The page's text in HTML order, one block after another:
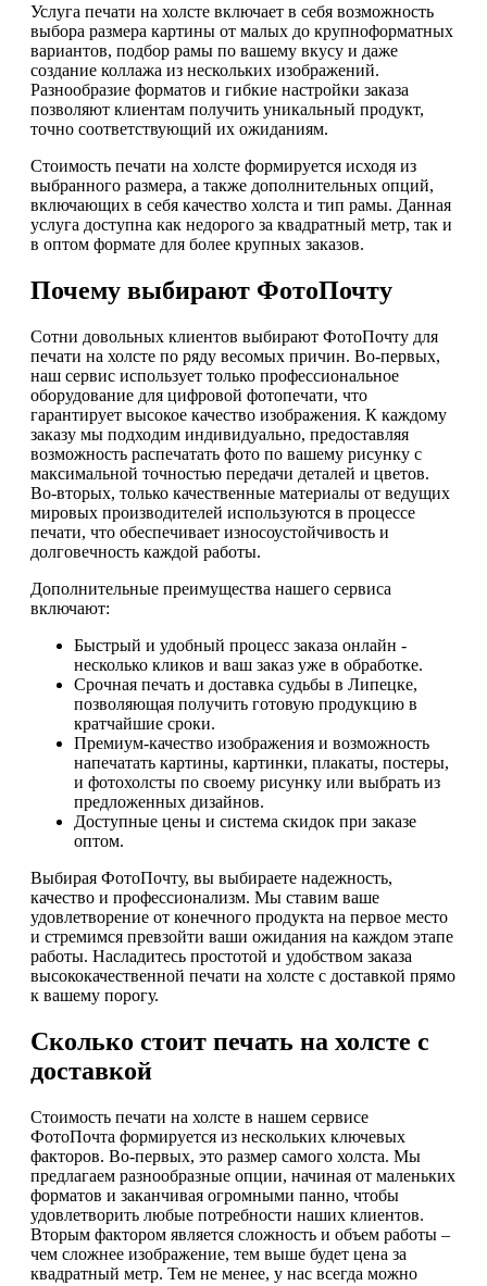
Услуга печати на холсте включает в себя возможность
выбора размера картины от малых до крупноформатных
вариантов, подбор рамы по вашему вкусу и даже
создание коллажа из нескольких изображений.
Разнообразие форматов и гибкие настройки заказа
позволяют клиентам получить уникальный продукт,
точно соответствующий их ожиданиям.
Стоимость печати на холсте формируется исходя из
выбранного размера, а также дополнительных опций,
включающих в себя качество холста и тип рамы. Данная
услуга доступна как недорого за квадратный метр, так и
в оптом формате для более крупных заказов.
Почему выбирают ФотоПочту
Сотни довольных клиентов выбирают ФотоПочту для
печати на холсте по ряду весомых причин. Во-первых,
наш сервис использует только профессиональное
оборудование для цифровой фотопечати, что
гарантирует высокое качество изображения. К каждому
заказу мы подходим индивидуально, предоставляя
возможность распечатать фото по вашему рисунку с
максимальной точностью передачи деталей и цветов.
Во-вторых, только качественные материалы от ведущих
мировых производителей используются в процессе
печати, что обеспечивает износоустойчивость и
долговечность каждой работы.
Дополнительные преимущества нашего сервиса
включают:
Быстрый и удобный процесс заказа онлайн -
несколько кликов и ваш заказ уже в обработке.
Срочная печать и доставка судьбы в Липецке,
позволяющая получить готовую продукцию в
кратчайшие сроки.
Премиум-качество изображения и возможность
напечатать картины, картинки, плакаты, постеры,
и фотохолсты по своему рисунку или выбрать из
предложенных дизайнов.
Доступные цены и система скидок при заказе
оптом.
Выбирая ФотоПочту, вы выбираете надежность,
качество и профессионализм. Мы ставим ваше
удовлетворение от конечного продукта на первое место
и стремимся превзойти ваши ожидания на каждом этапе
работы. Насладитесь простотой и удобством заказа
высококачественной печати на холсте с доставкой прямо
к вашему порогу.
Сколько стоит печать на холсте с
доставкой
Стоимость печати на холсте в нашем сервисе
ФотоПочта формируется из нескольких ключевых
факторов. Во-первых, это размер самого холста. Мы
предлагаем разнообразные опции, начиная от маленьких
форматов и заканчивая огромными панно, чтобы
удовлетворить любые потребности наших клиентов.
Вторым фактором является сложность и объем работы –
чем сложнее изображение, тем выше будет цена за
квадратный метр. Тем не менее, у нас всегда можно